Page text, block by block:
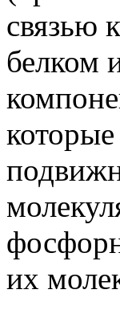
связью
белком
их